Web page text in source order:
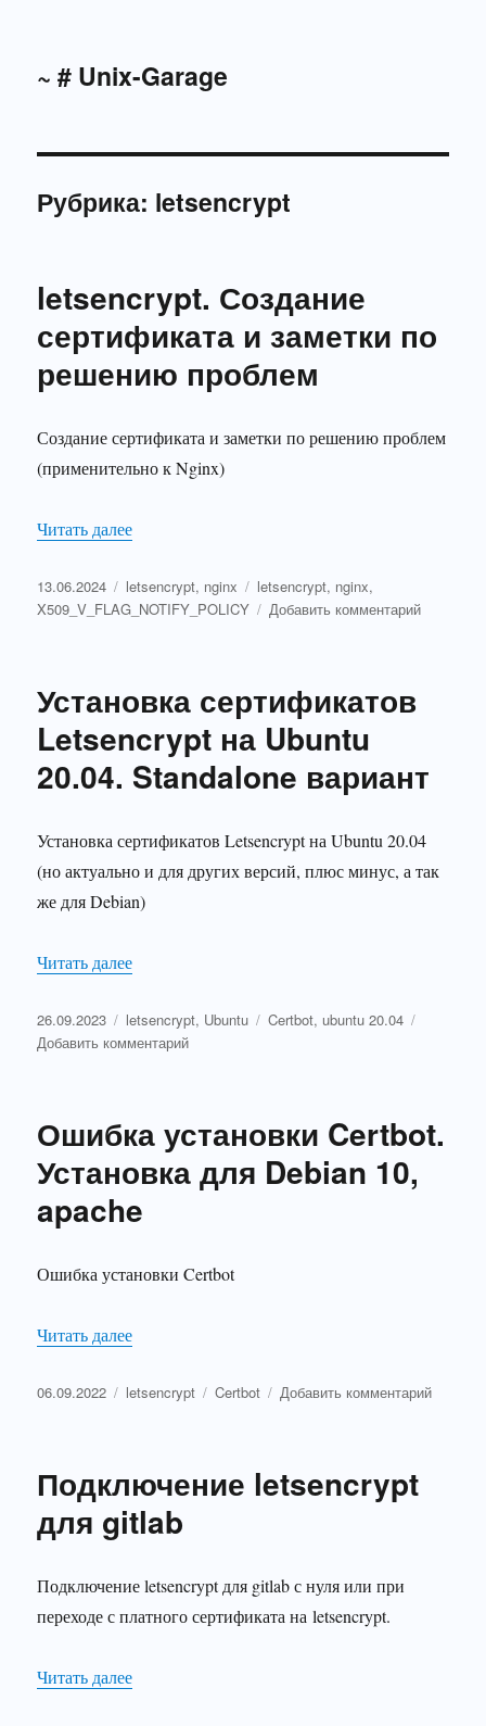
~ # Unix-Garage
Рубрика: letsencrypt
letsencrypt. Создание
сертификата и заметки по
решению проблем
Создание сертификата и заметки по решению проблем
(применительно к Nginx)
Читать далее«letsencrypt. Создание сертификата и заметки
Опубликовано
13.06.2024 Рубрики
letsencrypt, nginx Метки
letsencrypt, nginx,
X509_V_FLAG_NOTIFY_POLICY
Добавить комментарийк
по
решению
Установка сертификатов
Letsencrypt на Ubuntu
20.04. Standalone вариант
Установка сертификатов Letsencrypt на Ubuntu 20.04
(но актуально и для других версий, плюс минус, а так
же для Debian)
Читать далее«Установка сертификатов Letsencrypt на
Опубликовано
26.09.2023 Рубрики
letsencrypt, Ubuntu Метки
Certbot, ubuntu 20.04
Добавить комментарийк
Letsencrypt
Ubuntu
Ошибка установки Certbot.
Установка для Debian 10,
apache
Ошибка установки Certbot
Читать далее«Ошибка установки Certbot. Установка для
Опубликовано
06.09.2022 Рубрики
letsencrypt Метки
Certbot Добавить комментарийк
Подключение letsencrypt
для gitlab
Подключение letsencrypt для gitlab с нуля или при
переходе с платного сертификата на letsencrypt.
Читать далее«Подключение letsencrypt для gitlab»